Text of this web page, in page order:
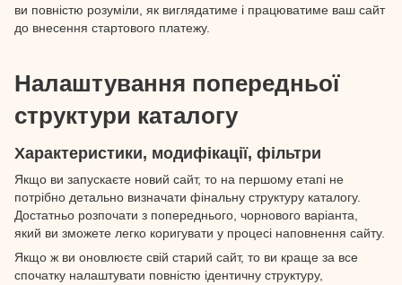
ви повністю розуміли, як виглядатиме і працюватиме ваш сайт
до внесення стартового платежу.
Налаштування попередньої
структури каталогу
Характеристики, модифікації, фільтри
Якщо ви запускаєте новий сайт, то на першому етапі не
потрібно детально визначати фінальну структуру каталогу.
Достатньо розпочати з попереднього, чорнового варіанта,
який ви зможете легко коригувати у процесі наповнення сайту.
Якщо ж ви оновлюєте свій старий сайт, то ви краще за все
спочатку налаштувати повністю ідентичну структуру,